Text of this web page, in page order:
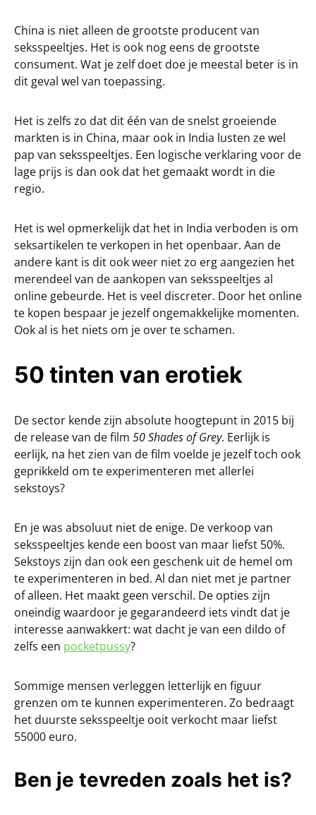
China is niet alleen de grootste producent van
seksspeeltjes. Het is ook nog eens de grootste
consument. Wat je zelf doet doe je meestal beter is in
dit geval wel van toepassing.
Het is zelfs zo dat dit één van de snelst groeiende
markten is in China, maar ook in India lusten ze wel
pap van seksspeeltjes. Een logische verklaring voor de
lage prijs is dan ook dat het gemaakt wordt in die
regio.
Het is wel opmerkelijk dat het in India verboden is om
seksartikelen te verkopen in het openbaar. Aan de
andere kant is dit ook weer niet zo erg aangezien het
merendeel van de aankopen van seksspeeltjes al
online gebeurde. Het is veel discreter. Door het online
te kopen bespaar je jezelf ongemakkelijke momenten.
Ook al is het niets om je over te schamen.
50 tinten van erotiek
De sector kende zijn absolute hoogtepunt in 2015 bij
de release van de film 50 Shades of Grey. Eerlijk is
eerlijk, na het zien van de film voelde je jezelf toch ook
geprikkeld om te experimenteren met allerlei
sekstoys?
En je was absoluut niet de enige. De verkoop van
seksspeeltjes kende een boost van maar liefst 50%.
Sekstoys zijn dan ook een geschenk uit de hemel om
te experimenteren in bed. Al dan niet met je partner
of alleen. Het maakt geen verschil. De opties zijn
oneindig waardoor je gegarandeerd iets vindt dat je
interesse aanwakkert: wat dacht je van een dildo of
zelfs een pocketpussy?
Sommige mensen verleggen letterlijk en figuur
grenzen om te kunnen experimenteren. Zo bedraagt
het duurste seksspeeltje ooit verkocht maar liefst
55000 euro.
Ben je tevreden zoals het is?